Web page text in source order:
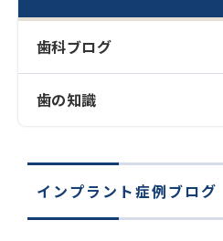
歯科ブログ
歯の知識
インプラント症例ブログ